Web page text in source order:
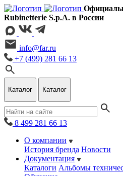
Rubinetterie S.p.A. в России
info@far.ru
+7 (499) 281 66 13
Каталог Каталог
8 499 281 66 13
О компании
История бренда Новости
Документация
Каталоги Альбомы